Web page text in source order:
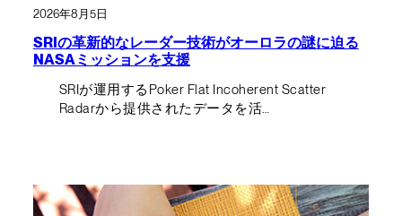
2026年8月5日
SRIの革新的なレーダー技術がオーロラの謎に迫る
NASAミッションを支援
SRIが運用するPoker Flat Incoherent Scatter
Radarから提供されたデータを活…